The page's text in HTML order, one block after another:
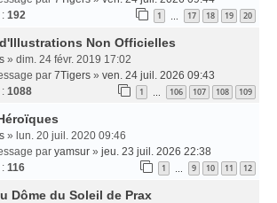
192 1 17 18 19 20
Non Officielles
» dim. 24 févr. 2019 17:02
par 7Tigers » ven. 24 juil. 2026 09:43
1088 1 106 107 108 109
» lun. 20 juil. 2020 09:46
par yamsur » jeu. 23 juil. 2026 22:38
116 1 9 10 11 12
Dôme du Soleil de Prax